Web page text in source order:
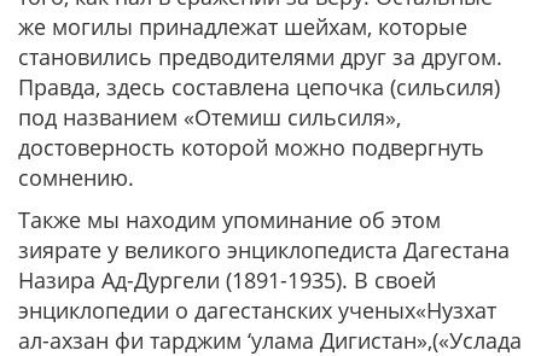
же могилы принадлежат шейхам, которые
становились предводителями друг за другом.
Правда, здесь составлена цепочка (сильсиля)
под названием «Отемиш сильсиля»,
достоверность которой можно подвергнуть
сомнению.
Также мы находим упоминание об этом
зиярате у великого энциклопедиста Дагестана
Назира Ад-Дургели (1891-1935). В своей
энциклопедии о дагестанских ученых«Нузхат
ал-ахзан фи тарджим ‘улама Дигистан»,(«Услада